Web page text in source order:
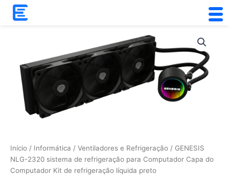
Skip
Início / Informática / Ventiladores e Refrigeração / GENESIS
NLG-2320 sistema de refrigeração para Computador Capa do
Computador Kit de refrigeração líquida preto
2320
sistema
refrigeração
Computador
Computador
Kit
de